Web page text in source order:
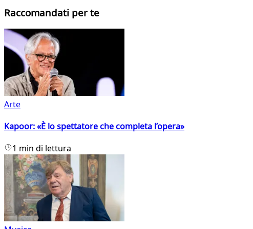
Raccomandati per te
Arte
Kapoor: «È lo spettatore che completa l’opera»
1 min di lettura